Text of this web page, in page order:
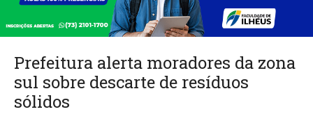
Prefeitura alerta moradores da zona
sul sobre descarte de resíduos
sólidos